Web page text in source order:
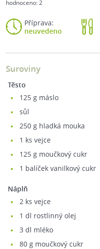
hodnoceno:2
Příprava:
neuvedeno
Suroviny
Těsto
125 g máslo
sůl
250 g hladká mouka
1 ks vejce
125 g moučkový cukr
1 balíček vanilkový cukr
Náplň
2 ks vejce
1 dl rostlinný olej
3 dl mléko
80 g moučkový cukr